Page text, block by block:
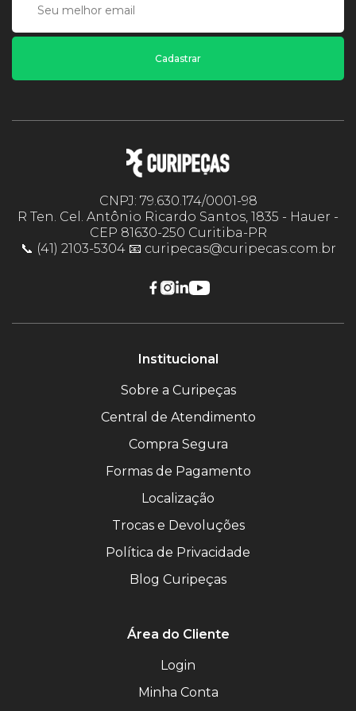
Cadastrar
CNPJ: 79.630.174/0001-98
R Ten. Cel. Antônio Ricardo Santos, 1835 - Hauer -
CEP 81630-250 Curitiba-PR
📞 (41) 2103-5304 📧 curipecas@curipecas.com.br
Institucional
Sobre a Curipeças
Central de Atendimento
Compra Segura
Formas de Pagamento
Localização
Trocas e Devoluções
Política de Privacidade
Blog Curipeças
Área do Cliente
Login
Minha Conta